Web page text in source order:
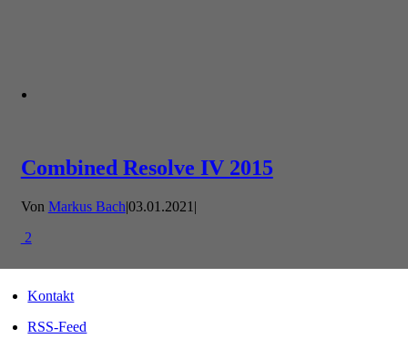
Combined Resolve IV 2015
Von Markus Bach|03.01.2021 |
2
Kontakt
RSS-Feed